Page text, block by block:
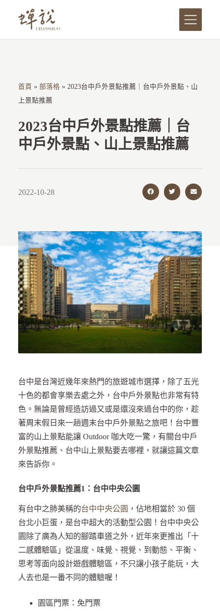
主
首頁 » 部落格 » 2023台中戶外景點推薦｜台中戶外景點、山
上景點推薦
2023台中戶外景點推薦｜台
中戶外景點、山上景點推薦
2022-10-28
台中是台灣近幾年來熱門的旅遊城市選擇，除了五光
十色的都會享樂去處之外，台中戶外景點也非常有特
色。無論是曾經造訪過又或是還沒來過台中的你，趁
著周末假日來一趟週末台中戶外景點之旅吧！台中豐
富的山上景點能讓 Outdoor 咖大吃一驚，有關台中戶
外景點推薦、台中山上景點要去哪裡，就讓這篇文章
來告訴你。
台中戶外景點推薦1：台中中央公園
有台中之肺美稱的台中中央公園 ，佔地相當於 30 個
台北小巨蛋，是台中超大的活動型公園！台中中央公
園除了廣為人知的腳踏車道之外，近年來更推出「十
二感體驗區」從溫度、味覺、視覺、到動態、平衡、
思考等面向設計遊戲體驗區，不只讓小孩子能玩，大
人去也是一番不同的體驗喔！
園區門票：免門票